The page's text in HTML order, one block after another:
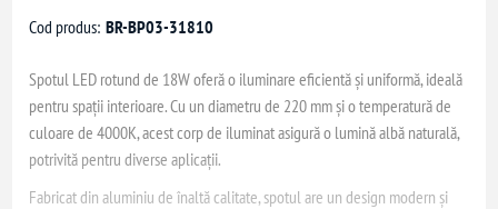
Cod produs: BR-BP03-31810
Spotul LED rotund de 18W oferă o iluminare eficientă și uniformă, ideală
pentru spații interioare. Cu un diametru de 220 mm și o temperatură de
culoare de 4000K, acest corp de iluminat asigură o lumină albă naturală,
potrivită pentru diverse aplicații.
Fabricat din aluminiu de înaltă calitate, spotul are un design modern și